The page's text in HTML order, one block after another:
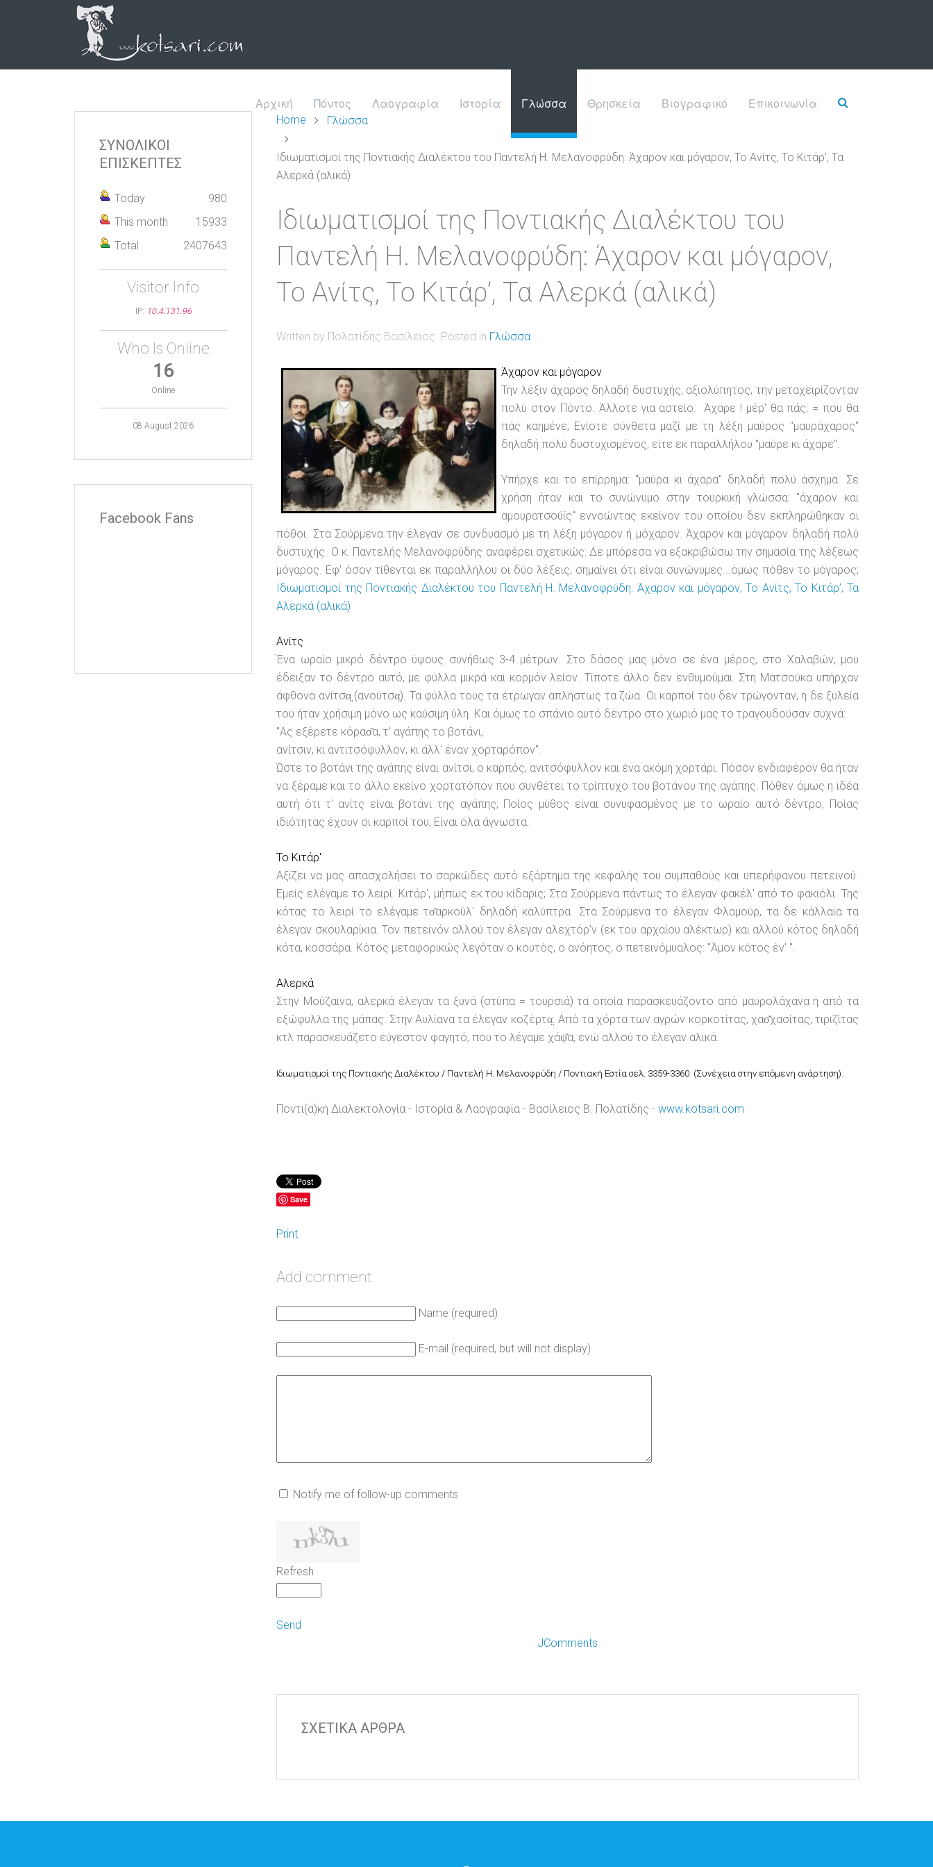
Αρχική Πόντος Λαογραφία Ιστορία Γλώσσα Θρησκεία Βιογραφικό Επικοινωνία
Home Γλώσσα
Ιδιωματισμοί της Ποντιακής Διαλέκτου του Παντελή Η. Μελανοφρύδη: Άχαρον και μόγαρον, Το Ανίτς, Το Κιτάρ’, Τα
Αλερκά (αλικά)
Ιδιωματισμοί της Ποντιακής Διαλέκτου του
Παντελή Η. Μελανοφρύδη: Άχαρον και μόγαρον,
Το Ανίτς, Το Κιτάρ’, Τα Αλερκά (αλικά)
Written by Πολατίδης Βασίλειος. Posted in Γλώσσα
Άχαρον και μόγαρον
Την λέξιν άχαρος δηλαδή δυστυχής, αξιολύπητος, την μεταχειρίζονταν
πολύ στον Πόντο. Άλλοτε για αστείο: Άχαρε ! μέρ' θα πάς; = που θα
πάς καημένε; Ενίοτε σύνθετα μαζί με τη λέξη μαύρος "μαυράχαρος"
δηλαδή πολύ δυστυχισμένος, είτε εκ παραλλήλου "μαύρε κι άχαρε".
Υπήρχε και το επίρρημα: "μαύρα κι άχαρα" δηλαδή πολύ άσχημα. Σε
χρήση ήταν και το συνώνυμο στην τουρκική γλώσσα: "άχαρον και
αμουρατσούϊς" εννοώντας εκείνον του οποίου δεν εκπληρώθηκαν οι
πόθοι. Στα Σούρμενα την έλεγαν σε συνδυασμό με τη λέξη μόγαρον ή μόχαρον. Άχαρον και μόγαρον δηλαδή πολύ
δυστυχής. Ο κ. Παντελής Μελανοφρύδης αναφέρει σχετικώς: Δε μπόρεσα να εξακριβώσω την σημασία της λέξεως
μόγαρος. Εφ' όσον τίθενται εκ παραλλήλου οι δύο λέξεις, σημαίνει ότι είναι συνώνυμες...όμως πόθεν το μόγαρος;
Ιδιωματισμοί της Ποντιακής Διαλέκτου του Παντελή Η. Μελανοφρύδη: Άχαρον και μόγαρον, Το Ανίτς, Το Κιτάρ’, Τα
Αλερκά (αλικά)
Ανίτς
Ένα ωραίο μικρό δέντρο ύψους συνήθως 3-4 μέτρων. Στο δάσος μας μόνο σε ένα μέρος, στο Χαλαβών, μου
έδειξαν το δέντρο αυτό, με φύλλα μικρά και κορμόν λείον. Τίποτε άλλο δεν ενθυμούμαι. Στη Ματσούκα υπήρχαν
άφθονα ανίτσα̤ (ανούτσα̤). Τα φύλλα τους τα έτρωγαν απλήστως τα ζώα. Οι καρποί του δεν τρώγονταν, η δε ξυλεία
του ήταν χρήσιμη μόνο ως καύσιμη ύλη. Και όμως το σπάνιο αυτό δέντρο στο χωριό μας το τραγουδούσαν συχνά:
"Ας εξέρετε κόρασ̆α, τ' αγάπης το βοτάνι,
ανίτσιν, κι αντιτσόφυλλον, κι άλλ' έναν χορταρόπον".
Ώστε το βοτάνι της αγάπης είναι ανίτσι, ο καρπός, ανιτσόφυλλον και ένα ακόμη χορτάρι. Πόσον ενδιαφέρον θα ήταν
να ξέραμε και το άλλο εκείνο χορτατόπον που συνθέτει το τρίπτυχο του βοτάνου της αγάπης. Πόθεν όμως η ιδέα
αυτή ότι τ' ανίτς είναι βοτάνι της αγάπης; Ποίος μύθος είναι συνυφασμένος με το ωραίο αυτό δέντρο; Ποίας
ιδιότητας έχουν οι καρποί του; Είναι όλα άγνωστα.
Το Κιτάρ'
Αξίζει να μας απασχολήσει το σαρκώδες αυτό εξάρτημα της κεφαλής του συμπαθούς και υπερήφανου πετεινού.
Εμείς ελέγαμε το λειρί. Κιτάρ', μήπως εκ του κίδαρις; Στα Σούρμενα πάντως το έλεγαν φακέλ' από το φακιόλι. Της
κότας το λειρί το ελέγαμε τσ̆αρκούλ' δηλαδή καλύπτρα. Στα Σούρμενα το έλεγαν Φλαμούρ, τα δε κάλλαια τα
έλεγαν σκουλαρίκια. Τον πετεινόν αλλού τον έλεγαν αλεχτόρ'ν (εκ του αρχαίου αλέκτωρ) και αλλού κότος δηλαδή
κότα, κοσσάρα. Κότος μεταφορικώς λεγόταν ο κουτός, ο ανόητος, ο πετεινόμυαλος: "Άμον κότος έν' ".
Αλερκά
Στην Μούζαινα, αλερκά έλεγαν τα ξυνά (στύπα = τουρσιά) τα οποία παρασκευάζοντο από μαυρολάχανα ή από τα
εξώφυλλα της μάπας. Στην Αυλίανα τα έλεγαν κοζέρτα̤. Από τα χόρτα των αγρών κορκοτίτας, χασ̆χασίτας, τιριζίτας
κτλ παρασκευάζετο εύγεστον φαγητό, που το λέγαμε χάψ̆α, ενώ αλλού το έλεγαν αλικά.
Ιδιωματισμοί της Ποντιακής Διαλέκτου / Παντελή Η. Μελανοφρύδη / Ποντιακή Εστία σελ. 3359-3360 (Συνέχεια στην επόμενη ανάρτηση).
Ποντι(α)κή Διαλεκτολογία - Ιστορία & Λαογραφία - Βασίλειος Β. Πολατίδης -www.kotsari.com
Save
Print
Add comment
Name (required)
E-mail (required, but will not display)
Notify me of follow-up comments
Refresh
Send
JComments
ΣΧΕΤΙΚΑ ΑΡΘΡΑ
ΣΥΝΟΛΙΚΟΙ
ΕΠΙΣΚΕΠΤΕΣ
Today
980
This month
15933
Total
2407643
Visitor Info
IP: 10.4.131.96
Who Is Online
16
Online
08 August 2026
Facebook Fans